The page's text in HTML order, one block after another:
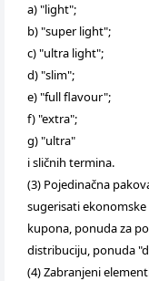
a) "light";
b) "super light";
c) "ultra light";
d) "slim";
e) "full flavour";
f) "extra";
g) "ultra"
i sličnih termina.
(3) Pojedinačna
sugerisati
kupona, ponuda za
distribuciju, ponuda
(4) Zabranjeni